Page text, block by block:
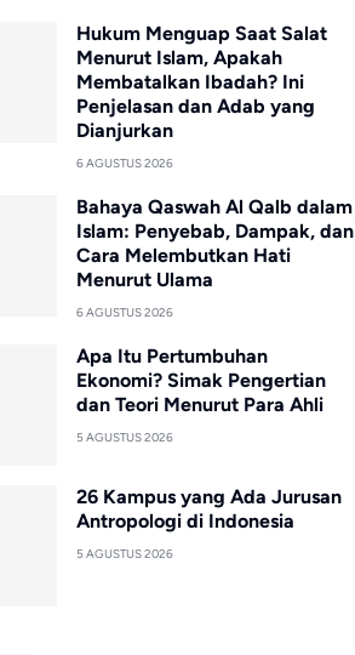
Hukum Menguap Saat Salat
Menurut Islam, Apakah
Membatalkan Ibadah? Ini
Penjelasan dan Adab yang
Dianjurkan
6 AGUSTUS 2026
Bahaya Qaswah Al Qalb dalam
Islam: Penyebab, Dampak, dan
Cara Melembutkan Hati
Menurut Ulama
6 AGUSTUS 2026
Apa Itu Pertumbuhan
Ekonomi? Simak Pengertian
dan Teori Menurut Para Ahli
5 AGUSTUS 2026
26 Kampus yang Ada Jurusan
Antropologi di Indonesia
5 AGUSTUS 2026